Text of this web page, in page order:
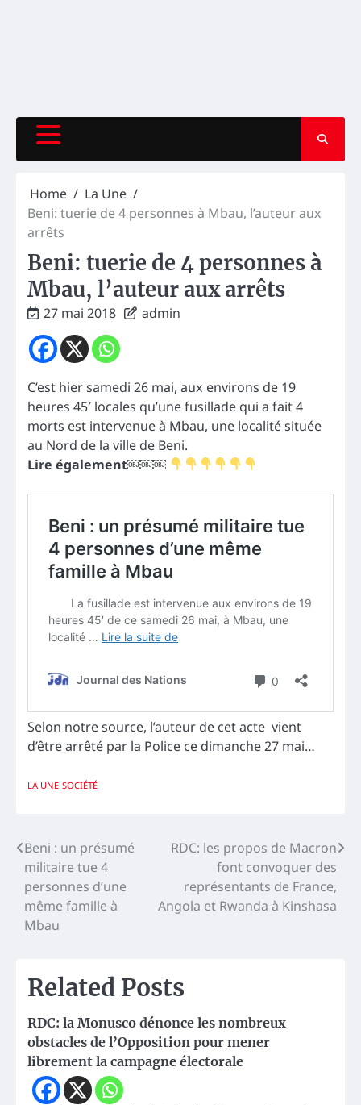
Home
La Une
Beni: tuerie de 4 personnes à Mbau, l’auteur aux
arrêts
Beni: tuerie de 4 personnes à
Mbau, l’auteur aux arrêts
27 mai 2018 admin
C’est hier samedi 26 mai, aux environs de 19
heures 45′ locales qu’une fusillade qui a fait 4
morts est intervenue à Mbau, une localité située
au Nord de la ville de Beni.
Lire également￼￼￼
Selon notre source, l’auteur de cet acte vient
d’être arrêté par la Police ce dimanche 27 mai…
LA UNE SOCIÉTÉ
Navigation
de
l’article
Beni : un présumé
militaire tue 4
personnes d’une
même famille à
Mbau
RDC: les propos de Macron
font convoquer des
représentants de France,
Angola et Rwanda à Kinshasa
Related Posts
RDC: la Monusco dénonce les nombreux
obstacles de l’Opposition pour mener
librement la campagne électorale